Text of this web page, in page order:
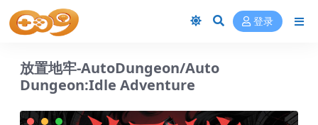
登录
放置地牢-AutoDungeon/Auto
Dungeon:Idle Adventure